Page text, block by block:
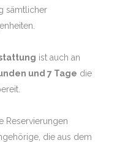
sämtlicher
ist auch an
und 7 Tage die
Reservierungen
die aus dem